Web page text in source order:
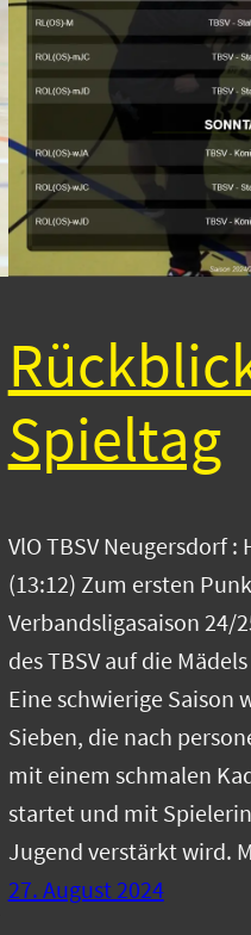
Spieltag
VlO TBSV Neugersdorf
(13:12) Zum ersten
Verbandsligasaison 24/
des TBSV auf die
Eine schwierige Saison
Sieben, die nach
mit einem schmalen
startet und mit
Jugend verstärkt wird.
27. August 2024